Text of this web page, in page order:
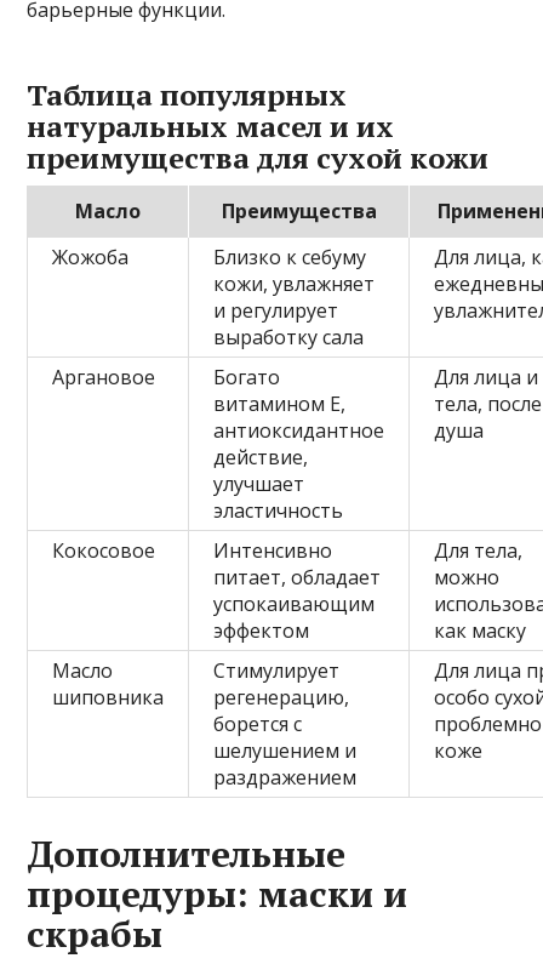
барьерные функции.
Таблица популярных
натуральных масел и их
преимущества для сухой кожи
Масло Преимущества
Жожоба
Близко к себуму
кожи, увлажняет
и регулирует
выработку сала
Для лица,
Аргановое
Богато
витамином E,
антиоксидантное
действие,
улучшает
эластичность
Для лица и
тела, после
душа
Кокосовое
Интенсивно
питает, обладает
успокаивающим
эффектом
Для тела,
можно
как маску
Масло
шиповника
Стимулирует
регенерацию,
борется с
шелушением и
раздражением
Для лица
особо
коже
Дополнительные
процедуры: маски и
скрабы